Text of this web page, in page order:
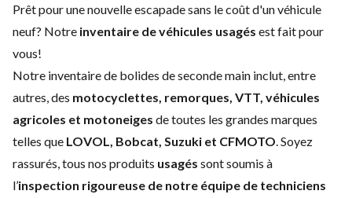
Prêt pour une nouvelle escapade sans le coût d'unvéhicule
neuf? Notre inventaire de véhicules usagés est fait pour
vous!
Notre inventaire de bolides de seconde main inclut, entre
autres, des motocyclettes, remorques, VTT, véhicules
agricoles et motoneiges de toutes les grandes marques
telles que LOVOL, Bobcat, Suzuki et CFMOTO . Soyez
rassurés, tous nos produits usagés sont soumis à
l’inspection rigoureuse de notre équipe de techniciens